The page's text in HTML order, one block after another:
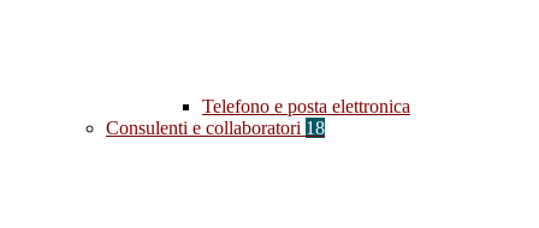
Telefono e posta elettronica
Consulenti e collaboratori 18